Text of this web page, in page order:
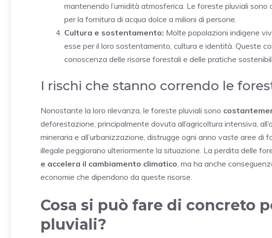
mantenendo l’umidità atmosferica. Le foreste pluviali sono
per la fornitura di acqua dolce a milioni di persone.
Cultura e sostentamento: Molte popolazioni indigene
esse per il loro sostentamento, cultura e identità. Queste
conoscenza delle risorse forestali e delle pratiche
I rischi che stanno correndo le
Nonostante la loro rilevanza, le foreste pluviali sono
deforestazione, principalmente dovuta all’agricoltura intensiva,
mineraria e all’urbanizzazione, distrugge ogni anno vaste aree di
illegale peggiorano ulteriormente la situazione. La perdita delle
e accelera il cambiamento climatico , ma ha anche
economie che dipendono da queste risorse.
Cosa si può fare di concreto
pluviali?